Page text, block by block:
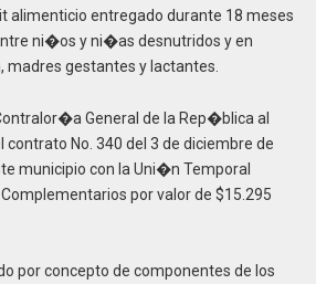
alimenticio entregado durante 18 meses
ni�os y ni�as desnutridos y en
gestantes y lactantes.
General de la Rep�blica al
No. 340 del 3 de diciembre de
municipio con la Uni�n Temporal
por valor de $15.295
por concepto de componentes de los